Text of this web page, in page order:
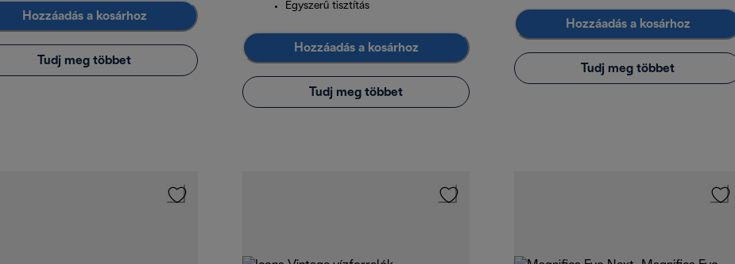
Hozzáadás a kosárhoz
Tudj meg többet
Egyszerű tisztítás
Hozzáadás a kosárhoz
Tudj meg többet
Hozzáadás a kosárhoz
Tudj meg többet